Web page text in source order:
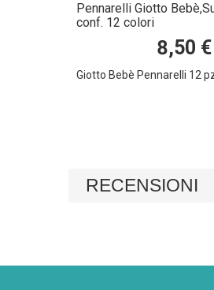
Pennarelli Giotto
conf. 12 colori
8,50 €
Giotto Bebè Pennarelli 12
RECENSIONI